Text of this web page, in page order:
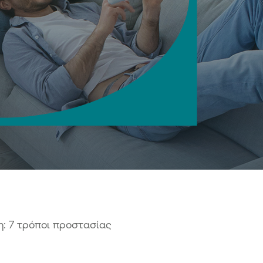
συναλλαγών
notifications
κωδικών Digital Banking
προσωπικών
μέσω Digital Banking
συναλλαγών Digital Banking
διαχείριση ρυθμίσεων καρτών
παράγοντας
συναλλαγών (3FA)
ανταλλαγή και υπογραφή
7 τρόποι προστασίας